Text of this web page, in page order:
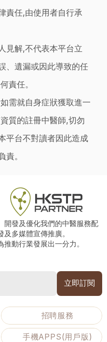
責任,由使用者自行承
見解,不代表本平台立
、遺漏或因此導致的任
責任。
需就自身症狀獲取進一
質的註冊中醫師,切勿
平台不對讀者因此造成
責。
開發及優化我們的中醫服務配
多媒體宣傳推廣。
動行業發展出一分力。
招聘服務
手機APPS(用戶版)